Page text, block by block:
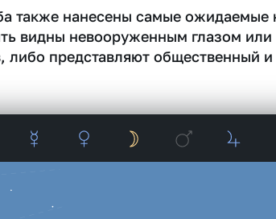
также нанесены самые
видны невооруженным глазом или
представляют общественный и